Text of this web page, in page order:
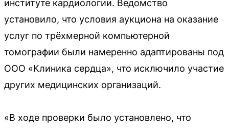
институте кардиологии. Ведомство
установило, что условия аукциона на оказание
услуг по трёхмерной компьютерной
томографии были намеренно адаптированы под
ООО «Клиника сердца», что исключило участие
других медицинских организаций.
«В ходе проверки было установлено, что